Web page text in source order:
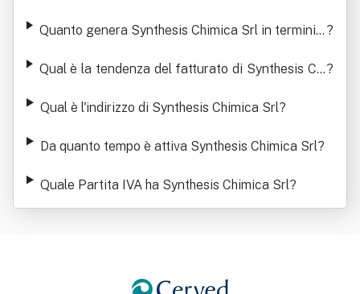
Quanto genera Synthesis Chimica Srl in termini d ?
Qual è la tendenza del fatturato di Synthesis Chi?
Qual è l'indirizzo di Synthesis Chimica Srl?
Da quanto tempo è attiva Synthesis Chimica Srl?
Quale Partita IVA ha Synthesis Chimica Srl?